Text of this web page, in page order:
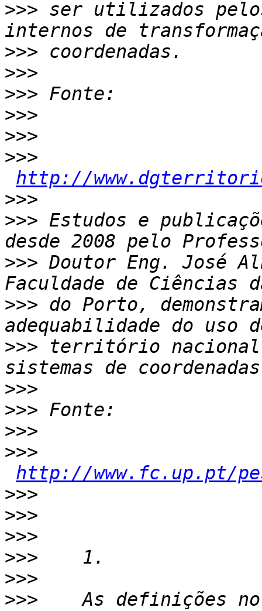
>>> ser utilizados
>>>
>>>
>>>
>>>
>>>
>>>
http://
>>>
>>> Estudos e
>>> Doutor Eng. José
>>> do Porto,
>>> território nacional
>>>
>>>
>>>
>>>
http://www.fc.up.pt/
>>>
>>>
>>>
>>>
>>>
>>>
As definições